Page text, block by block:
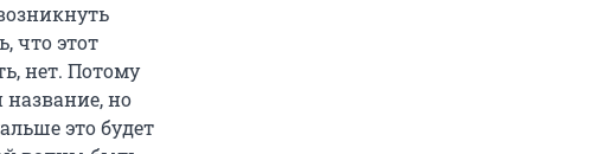
что этот
нет. Потому
название, но
это будет